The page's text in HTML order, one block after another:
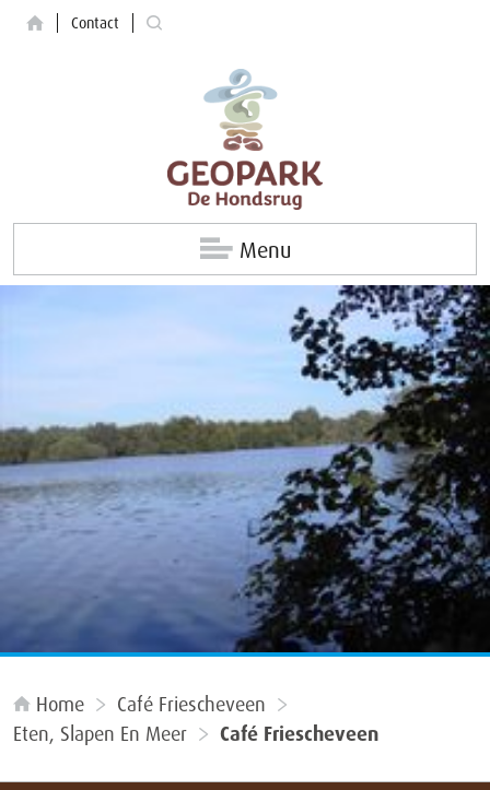
Contact
Menu
Home
Café Friescheveen
Eten, Slapen En Meer
Café Friescheveen